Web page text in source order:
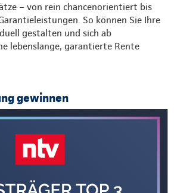
– von rein chancenorientiert bis
So können Sie Ihre
gestalten und sich ab
lebenslange, garantierte Rente
gewinnen